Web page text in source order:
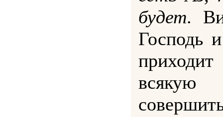
будет.
Господь